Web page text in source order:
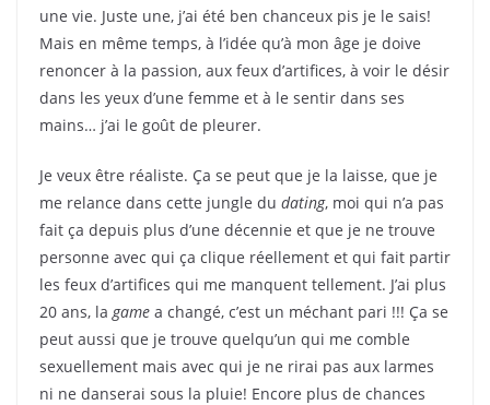
une vie. Juste une, j’ai été ben chanceux pis je le sais!
Mais en même temps, à l’idée qu’à mon âge je doive
renoncer à la passion, aux feux d’artifices, à voir le désir
dans les yeux d’une femme et à le sentir dans ses
mains… j’ai le goût de pleurer.
Je veux être réaliste. Ça se peut que je la laisse, que je
me relance dans cette jungle du dating, moi qui n’a pas
fait ça depuis plus d’une décennie et que je ne trouve
personne avec qui ça clique réellement et qui fait partir
les feux d’artifices qui me manquent tellement. J’ai plus
20 ans, la game a changé, c’est un méchant pari !!! Ça se
peut aussi que je trouve quelqu’un qui me comble
sexuellement mais avec qui je ne rirai pas aux larmes
ni ne danserai sous la pluie! Encore plus de chances